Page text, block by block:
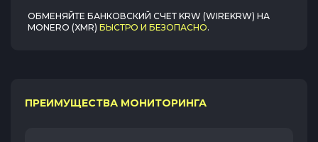
ОБМЕНЯЙТЕ БАНКОВСКИЙ СЧЕТ KRW (WIREKRW) НА
MONERO (XMR) БЫСТРО И БЕЗОПАСНО.
ПРЕИМУЩЕСТВА МОНИТОРИНГА